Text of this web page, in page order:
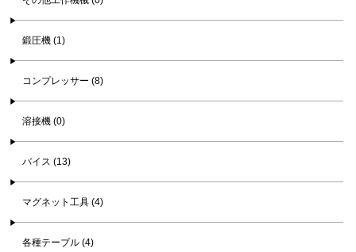
鍛圧機 (1)
コンプレッサー (8)
溶接機 (0)
バイス (13)
マグネット工具 (4)
各種テーブル (4)